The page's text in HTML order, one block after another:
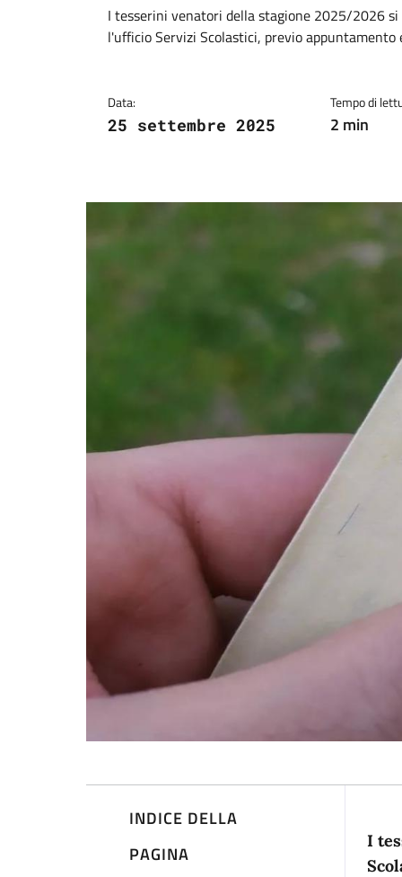
Dettagli della
I tesserini venatori della stagione 2025/2026
l'ufficio Servizi Scolastici, previo
Data:
25 settembre 2025
Tempo di
2 min
INDICE DELLA
PAGINA
I